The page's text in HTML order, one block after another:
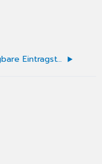
Verfügbare Eintragstypen